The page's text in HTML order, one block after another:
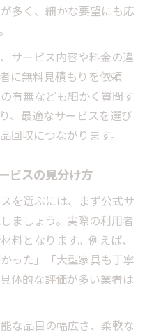
多く、細かな要望にも応
サービス内容や料金の違
に無料見積もりを依頼
有無なども細かく質問す
、最適なサービスを選び
回収につながります。
ビスの見分け方
を選ぶには、まず公式サ
ましょう。実際の利用者
料となります。例えば、
った」「大型家具も丁寧
体的な評価が多い業者は
な品目の幅広さ、柔軟な